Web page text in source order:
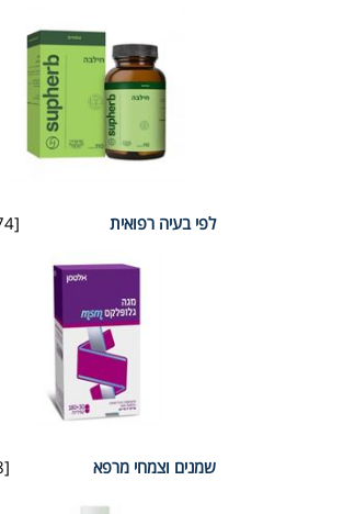
[274] לפי בעיה רפואית
[38] שמנים וצמחי מרפא